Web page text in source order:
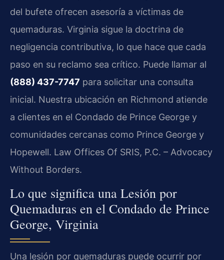
del bufete ofrecen asesoría a víctimas de
quemaduras. Virginia sigue la doctrina de
negligencia contributiva, lo que hace que cada
paso en su reclamo sea crítico. Puede llamar al
(888) 437-7747 para solicitar una consulta
inicial. Nuestra ubicación en Richmond atiende
a clientes en el Condado de Prince George y
comunidades cercanas como Prince George y
Hopewell. Law Offices Of SRIS, P.C. – Advocacy
Without Borders.
Lo que significa una Lesión por
Quemaduras en el Condado de Prince
George, Virginia
Una lesión por quemaduras puede ocurrir por